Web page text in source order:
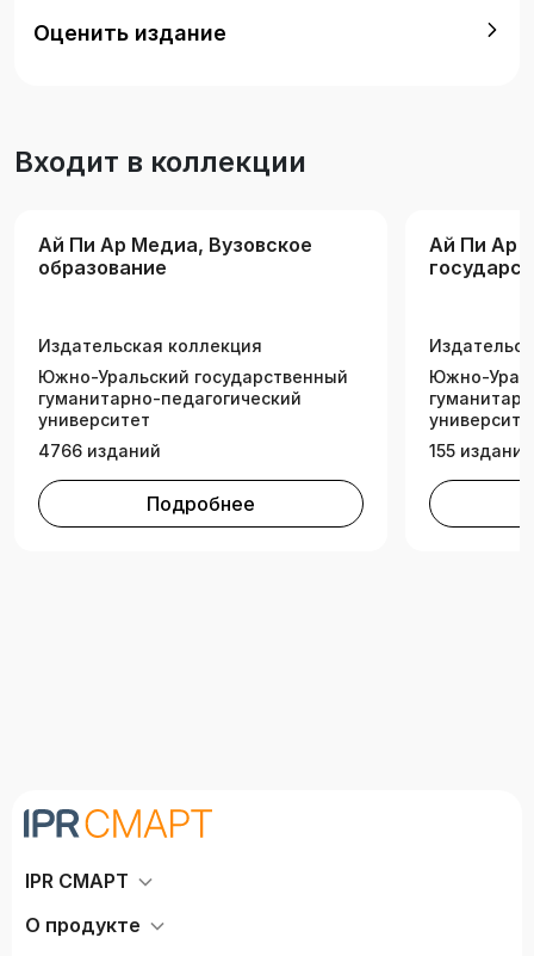
образовательного стандарта высшего
образования специалитета по специальности
Минздрава России, и предназначен для
Оценить издание
Входит в коллекции
Ай Пи Ар Медиа, Вузовское
образование
Издательская коллекция
Южно-Уральский государственный
гуманитарно-педагогический
университет
4766 изданий
Подробнее
Ай Пи Ар
Южно-
155 изданий
IPR СМАРТ
О продукте